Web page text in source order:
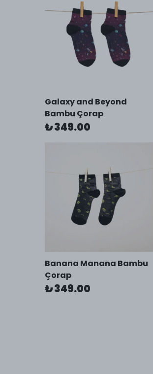
Galaxy and Beyond
Bambu Çorap
₺ 349.00
Banana Manana Bambu
Çorap
₺ 349.00